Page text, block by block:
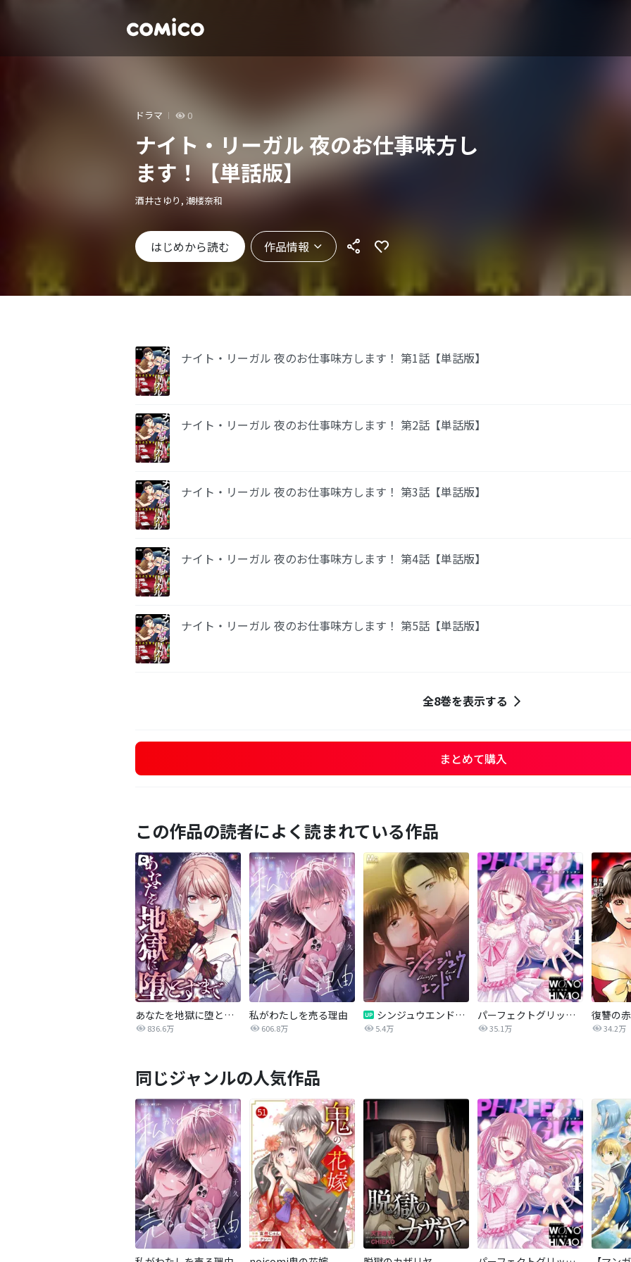
ドラマ 0
ナイト・リーガル 夜のお仕事味方し
ます！【単話版】
酒井さゆり, 潮楼奈和
はじめから読む 作品情報
ナイト・リーガル 夜のお仕事味方します！ 第1話【単話版】
ナイト・リーガル 夜のお仕事味方します！ 第2話【単話版】
ナイト・リーガル 夜のお仕事味方します！ 第3話【単話版】
ナイト・リーガル 夜のお仕事味方します！ 第4話【単話版】
ナイト・リーガル 夜のお仕事味方します！ 第5話【単話版】
全8巻を表示する
まとめて購入
この作品の読者によく読まれている作品
あなたを地獄に堕とすまで
836.6万
私がわたしを売る理由
606.8万
シンジュウエンド【タテヨミ】
5.4万
パーフェクトグリッター
35.1万 34.2万
同じジャンルの人気作品